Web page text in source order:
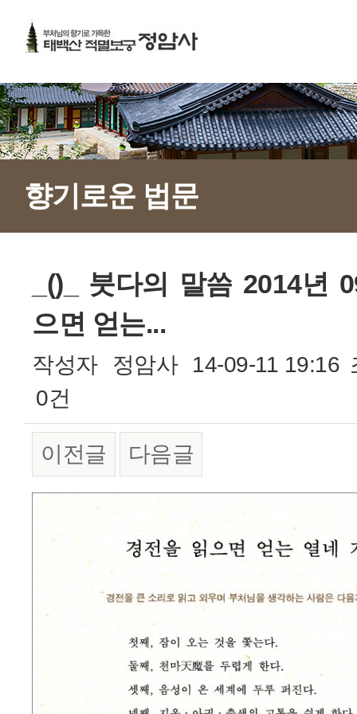
향기로운 법문
_()_ 붓다의 말씀 2014년
으면 얻는...
작성자 정암사 14-09-11 19:16
0건
이전글 다음글